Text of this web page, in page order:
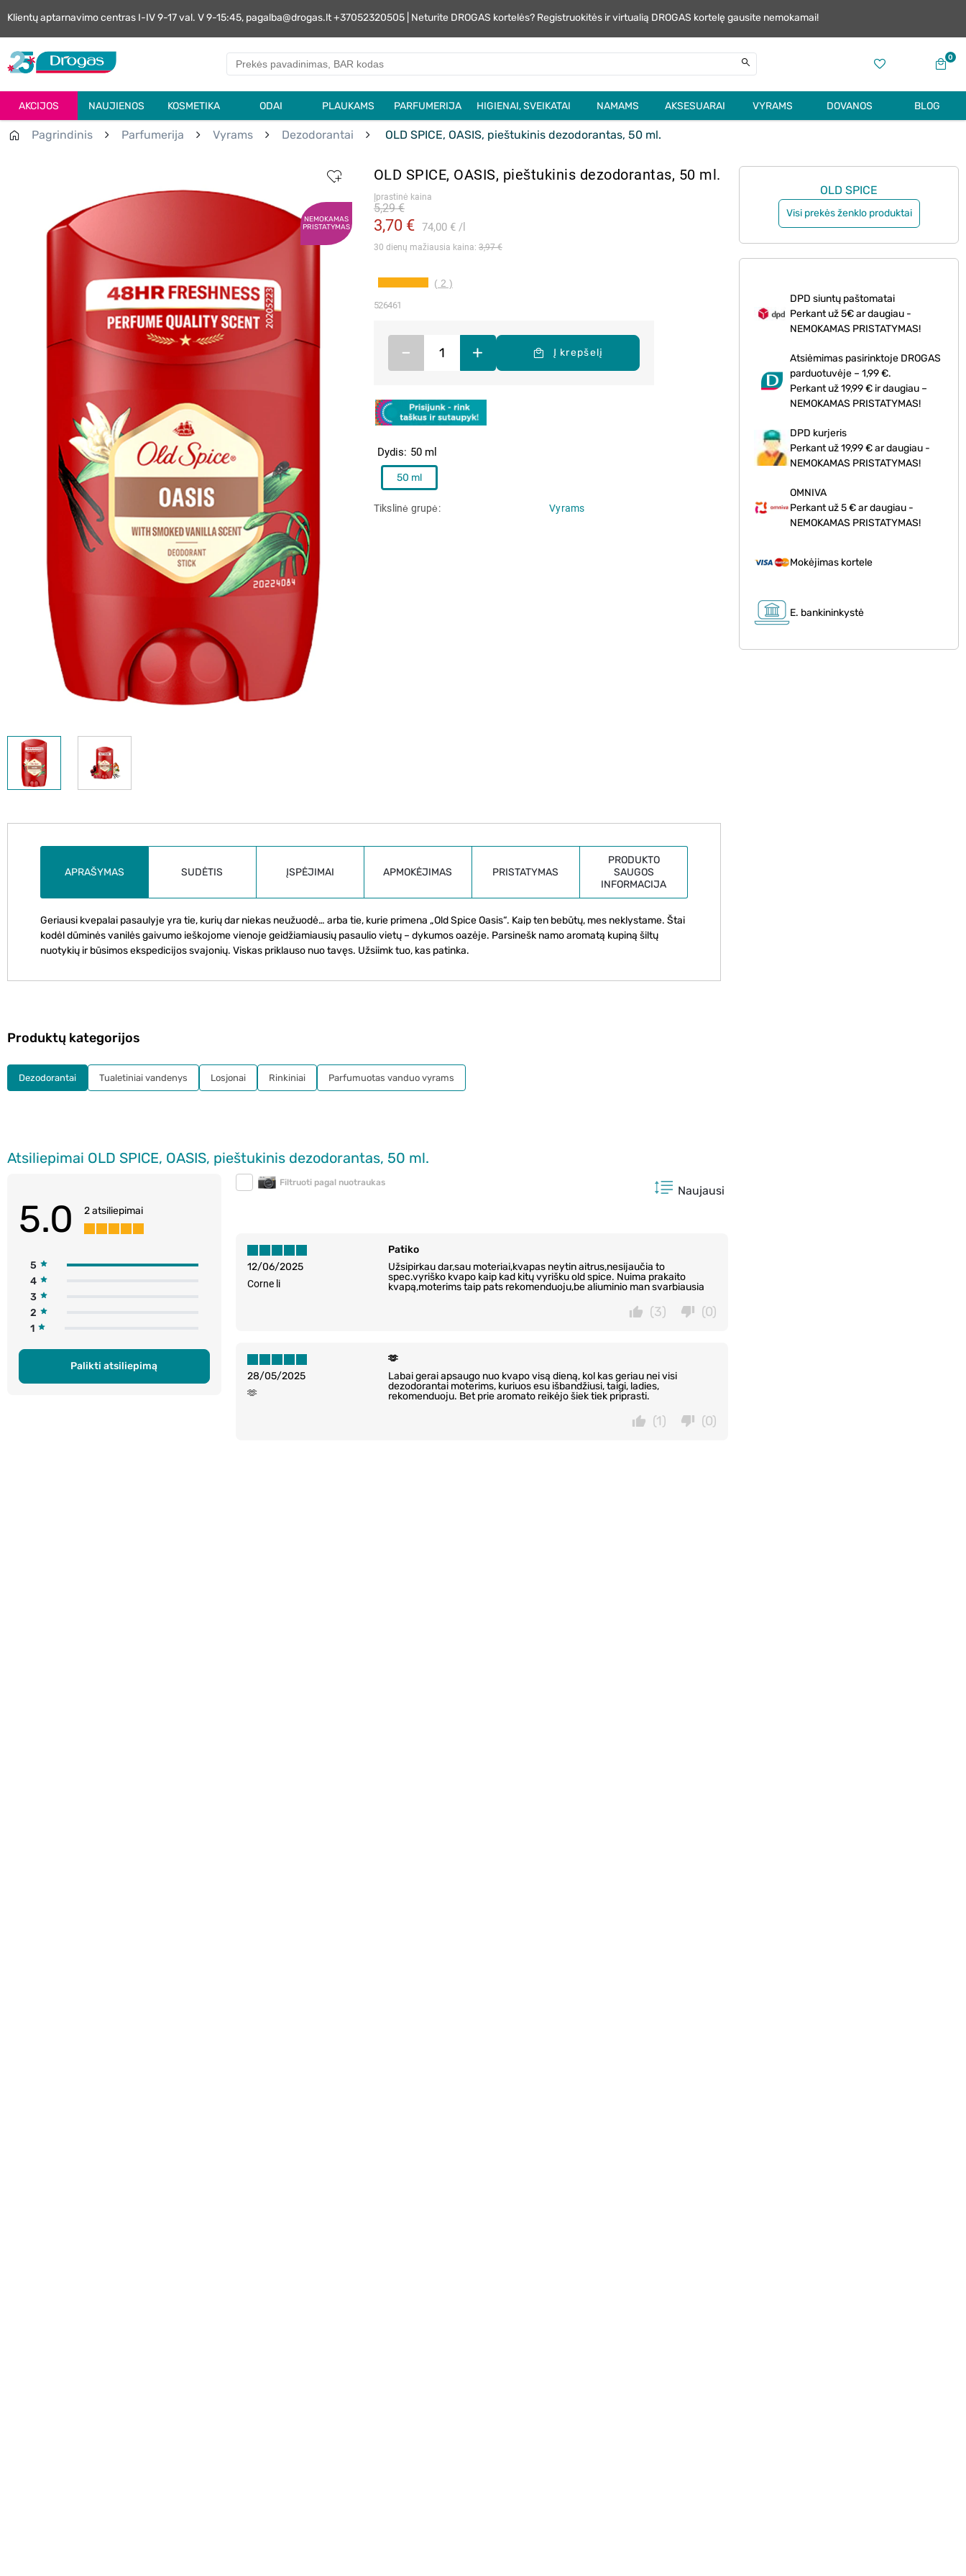
Klientų aptarnavimo centras I-IV 9-17 val. V 9-15:45, pagalba@drogas.lt +37052320505 | Neturite DROGAS kortelės? Registruokitės ir virtualią DROGAS kortelę gausite nemokamai!
0
AKCIJOS NAUJIENOS KOSMETIKA ODAI PLAUKAMS PARFUMERIJA HIGIENAI, SVEIKATAI NAMAMS AKSESUARAI VYRAMS DOVANOS BLOG
Pagrindinis Parfumerija Vyrams Dezodorantai OLD SPICE, OASIS, pieštukinis dezodorantas, 50 ml.
NEMOKAMAS
PRISTATYMAS
OLD SPICE, OASIS, pieštukinis dezodorantas, 50 ml.
Įprastinė kaina
3,70 € 74,00 € l
5,29 €
30 dienų mažiausia kaina: 3,97 €
( 2 )
526461
Dydis 50 ml
50 ml
– + Į krepšelį
Tikslinė grupė Vyrams
OLD SPICE
Visi prekės ženklo produktai
DPD siuntų paštomatai
Perkant už 5€ ar daugiau -
NEMOKAMAS PRISTATYMAS!
Atsiėmimas pasirinktoje DROGAS
parduotuvėje – 1,99 €.
Perkant už 19,99 € ir daugiau –
NEMOKAMAS PRISTATYMAS!
DPD kurjeris
Perkant už 19,99 € ar daugiau -
NEMOKAMAS PRISTATYMAS!
OMNIVA
Perkant už 5 € ar daugiau -
NEMOKAMAS PRISTATYMAS!
Mokėjimas kortele
E. bankininkystė
APRAŠYMAS SUDĖTIS ĮSPĖJIMAI APMOKĖJIMAS PRISTATYMAS
PRODUKTO
SAUGOS
INFORMACIJA
Geriausi kvepalai pasaulyje yra tie, kurių dar niekas neužuodė… arba tie, kurie primena „Old Spice Oasis“. Kaip ten bebūtų, mes neklystame. Štai
kodėl dūminės vanilės gaivumo ieškojome vienoje geidžiamiausių pasaulio vietų – dykumos oazėje. Parsinešk namo aromatą kupiną šiltų
nuotykių ir būsimos ekspedicijos svajonių. Viskas priklauso nuo tavęs. Užsiimk tuo, kas patinka.
Atsiliepimai OLD SPICE, OASIS, pieštukinis dezodorantas, 50 ml.
5.0 2 atsiliepimai
5
4
3
2
1
Palikti atsiliepimą
Filtruoti pagal nuotraukas
Naujausi
12/06/2025
Patiko
Užsipirkau dar,sau moteriai,kvapas neytin aitrus,nesijaučia to
spec.vyriško kvapo kaip kad kitų vyrišku old spice. Nuima prakaito
kvapą,moterims taip pats rekomenduoju,be aliuminio man svarbiausia
Corne li
(0)
(3)
28/05/2025
🫶
Labai gerai apsaugo nuo kvapo visą dieną, kol kas geriau nei visi
dezodorantai moterims, kuriuos esu išbandžiusi, taigi, ladies,
rekomenduoju. Bet prie aromato reikėjo šiek tiek priprasti.
🫶
(0)
(1)
Produktų kategorijos
Dezodorantai Tualetiniai vandenys Losjonai Rinkiniai Parfumuotas vanduo vyrams